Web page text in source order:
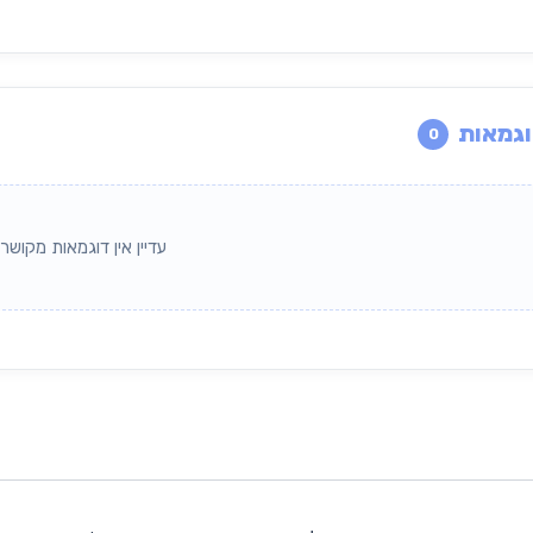
0
עדיין אין דוגמאות